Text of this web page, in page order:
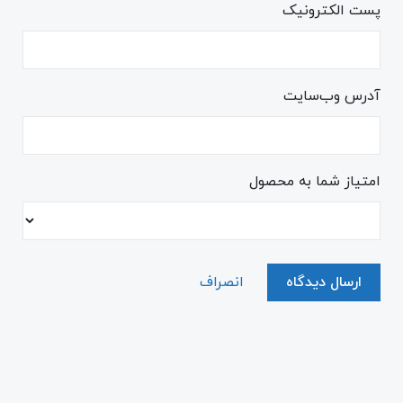
پست الکترونیک
آدرس وب‌سایت
امتیاز شما به محصول
ارسال دیدگاه انصراف